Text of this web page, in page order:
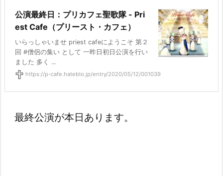
公演最終日：プリカフェ聖歌隊 - Pri
est Cafe（プリースト・カフェ）
いらっしゃいませ priest cafeにようこそ 第２
回 #僧侶の集い として 一昨日初日公演を行い
ました 多く ...
https://p-cafe.hateblo.jp/entry/2020/05/12/001039
最終公演が本日あります。